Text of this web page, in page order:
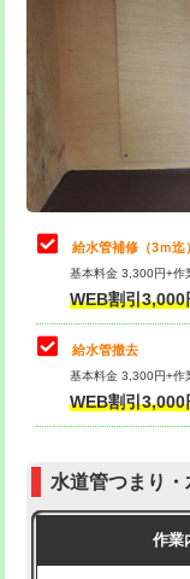
管・ポリ管・HT管
排水管工事（土の
排水管工事（排水
排水管工事（追加
マス交換（土の掘
マス交換（深さ50
マス交換（深さ50㎝
コンクリート斫り
モルタル補修（厚
止水・漏水調査・
理・調整・分解・
止水・漏水調査・
理・調整・分解・
止水・漏水調査・
理・調整・分解・
その他部品の脱着
交換・取付（タン
式）)
式・ワンホール）)
給水管補修（3ｍ迄
基本料金 3,300円+作
WEB割引
給水管撤去
基本料金 3,300円+作
WEB割引
水道管つまり
作業